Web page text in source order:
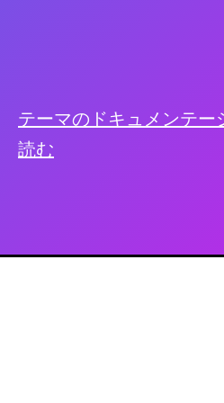
テーマのドキュメンテー
読む